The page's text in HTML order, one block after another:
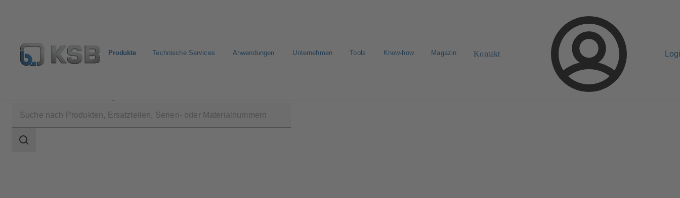
Produkte Technische Services Anwendungen Unternehmen Tools Know-how Magazin Kontakt
Suchbereich